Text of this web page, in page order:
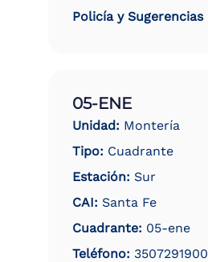
Policía y Sugerencias
05-ENE
Unidad: Montería
Tipo: Cuadrante
Estación: Sur
CAI: Santa Fe
Cuadrante: 05-ene
Teléfono: 3507291900